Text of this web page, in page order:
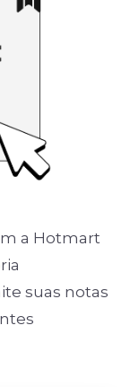
a Hotmart
suas notas